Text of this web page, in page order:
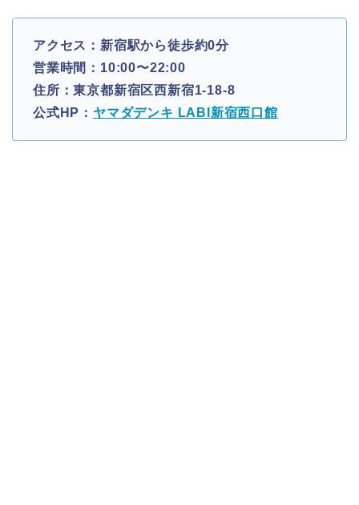
アクセス：新宿駅から徒歩約0分
営業時間：10:00〜22:00
住所：東京都新宿区西新宿1-18-8
公式HP： ヤマダデンキ LABI新宿西口館